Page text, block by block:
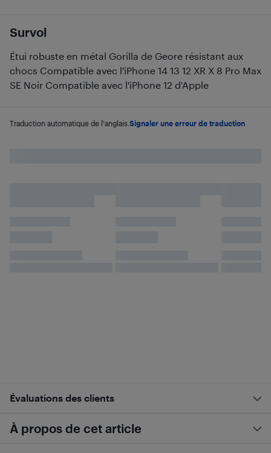
Survol
Étui robuste en métal Gorilla de Geore résistant aux
chocs Compatible avec l'iPhone 14 13 12 XR X 8 Pro Max
SE Noir Compatible avec l'iPhone 12 d'Apple
Traduction automatique de l'anglais. Signaler une erreur de traduction
Évaluations des clients
À propos de cet article